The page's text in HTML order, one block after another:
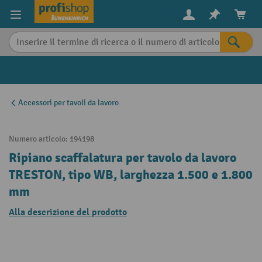
content
Accessori per tavoli da lavoro
Numero articolo: 194198
Ripiano scaffalatura per tavolo da lavoro
TRESTON, tipo WB, larghezza 1.500 e 1.800
mm
Alla descrizione del prodotto